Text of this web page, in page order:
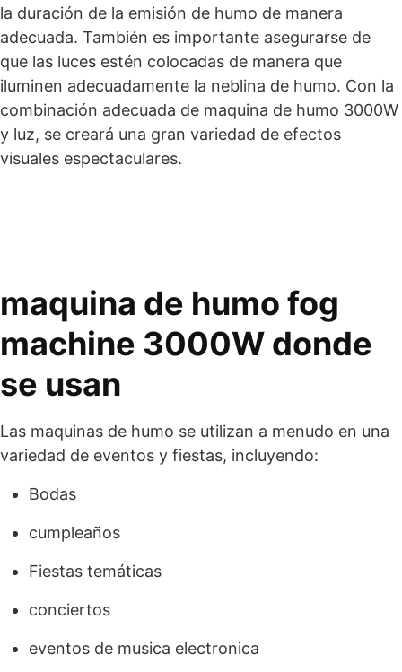
la duración de la emisión de humo de manera
adecuada. También es importante asegurarse de
que las luces estén colocadas de manera que
iluminen adecuadamente la neblina de humo. Con la
combinación adecuada de maquina de humo 3000W
y luz, se creará una gran variedad de efectos
visuales espectaculares.
maquina de humo fog
machine 3000W donde
se usan
Las maquinas de humo se utilizan a menudo en una
variedad de eventos y fiestas, incluyendo:
Bodas
cumpleaños
Fiestas temáticas
conciertos
eventos de musica electronica